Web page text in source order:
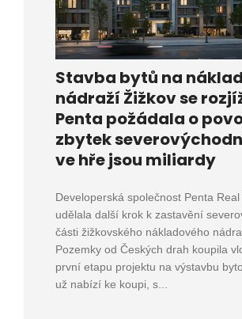
Stavba bytů na
nádraží Žižkov se
Penta požádala o
zbytek
ve hře jsou miliardy
Developerská společnost Penta Real
udělala další krok k zastavění
části žižkovského nákladového
Pozemky od Českých drah koupila
první etapu projektu na výstavbu
už nabízí ke koupi, s...